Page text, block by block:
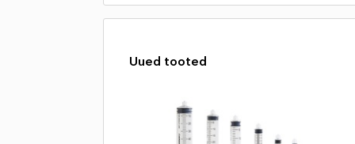
Uued tooted